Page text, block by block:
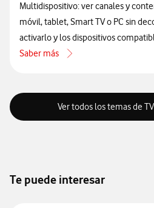
Multidispositivo: ver canales y
móvil, tablet, Smart TV o PC sin
activarlo y los dispositivos
Saber más
acerca de Qué es TV Multidispositivo
Ver todos los temas de
Te puede interesar